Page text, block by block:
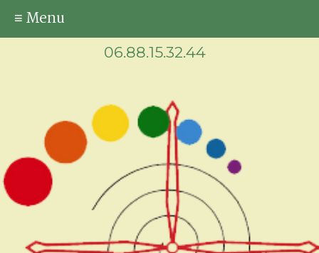
06.88.15.32.44
≡ Menu